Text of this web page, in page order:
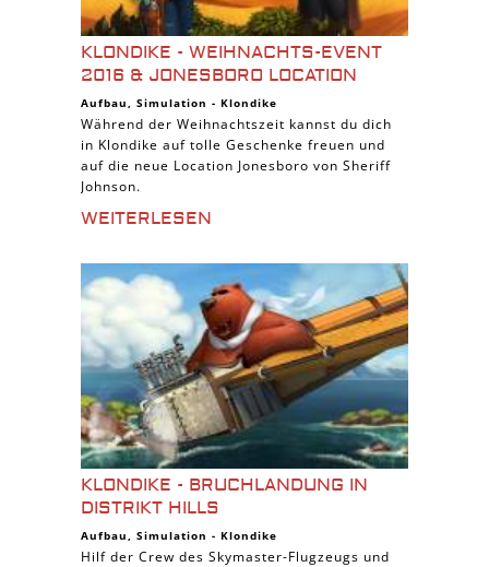
KLONDIKE - WEIHNACHTS-EVENT
2016 & JONESBORO LOCATION
Aufbau, Simulation - Klondike
Während der Weihnachtszeit kannst du dich
in Klondike auf tolle Geschenke freuen und
auf die neue Location Jonesboro von Sheriff
Johnson.
WEITERLESEN
KLONDIKE - BRUCHLANDUNG IN
DISTRIKT HILLS
Aufbau, Simulation - Klondike
Hilf der Crew des Skymaster-Flugzeugs und